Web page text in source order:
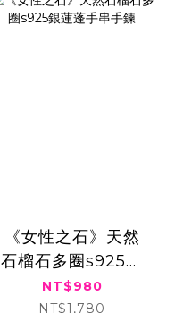
《女性之石》天然
石榴石多圈s925銀
蓮蓬手串手鍊
NT$980
NT$1,780